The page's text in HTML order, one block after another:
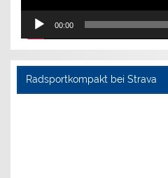
00:00
Radsportkompakt bei Strava